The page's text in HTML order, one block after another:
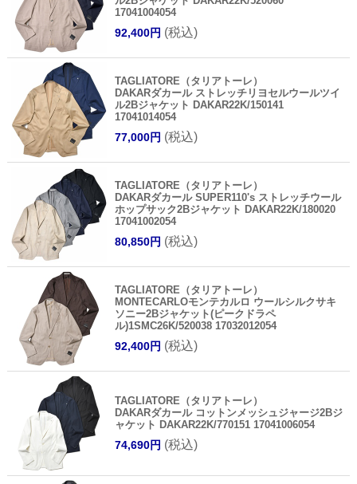
17041004054
92,400円 (税込)
TAGLIATORE（タリアトーレ）
DAKARダカール ストレッチリヨセルウールツイ
ル2Bジャケット DAKAR22K/150141
17041014054
77,000円 (税込)
TAGLIATORE（タリアトーレ）
DAKARダカール SUPER110's ストレッチウール
ホップサック2Bジャケット DAKAR22K/180020
17041002054
80,850円 (税込)
TAGLIATORE（タリアトーレ）
MONTECARLOモンテカルロ ウールシルクサキ
ソニー2Bジャケット(ピークドラペ
ル)1SMC26K/520038 17032012054
92,400円 (税込)
TAGLIATORE（タリアトーレ）
DAKARダカール コットンメッシュジャージ2Bジ
ャケット DAKAR22K/770151 17041006054
74,690円 (税込)